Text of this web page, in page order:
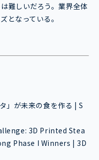
難しいだろう。業界全体
となっている。
」が未来の食を作る | S
3D Printed Stea
Phase I Winners | 3D